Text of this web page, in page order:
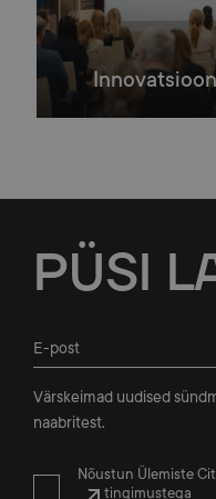
PÜSI
Värskeimad uudised
naabritest.
Nõustun Ülemiste
tingimustega